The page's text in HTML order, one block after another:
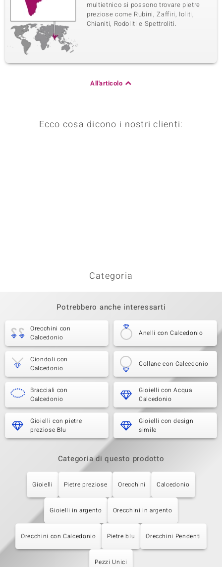
multietnico si possono trovare pietre
preziose come Rubini, Zaffiri, Ioliti,
Chianiti, Rodoliti e Spettroliti.
All'articolo
Ecco cosa dicono i nostri clienti:
Categoria
Potrebbero anche interessarti
Orecchini con
Calcedonio
Anelli con Calcedonio
Ciondoli con
Calcedonio
Collane con Calcedonio
Bracciali con
Calcedonio
Gioielli con Acqua
Calcedonio
Gioielli con pietre
preziose Blu
Gioielli con design
simile
Categoria di questo prodotto
Gioielli Pietre preziose Orecchini Calcedonio
Gioielli in argento Orecchini in argento
Orecchini con Calcedonio Pietre blu Orecchini Pendenti
Pezzi Unici